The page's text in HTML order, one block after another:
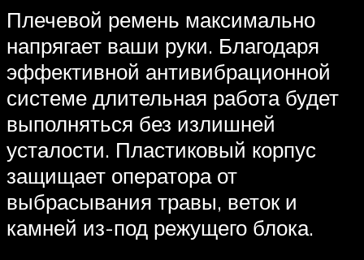
Плечевой ремень максимально
напрягает ваши руки. Благодаря
эффективной антивибрационной
системе длительная работа будет
выполняться без излишней
усталости. Пластиковый корпус
защищает оператора от
выбрасывания травы, веток и
камней из-под режущего блока.